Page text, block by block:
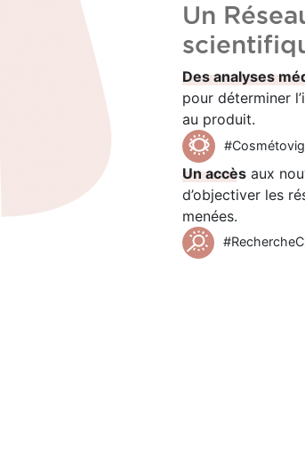
Un
Des analyses
pour déterminer
au produit.
Un accèsaux
d’objectiver les
menées.